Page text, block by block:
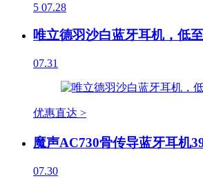
5 07.28
唯立德羽沙白蓝牙耳机，低至
07.31
优惠直达 >
魔声AC730骨传导蓝牙耳机
07.30